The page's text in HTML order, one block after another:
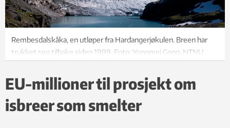
Rembesdalskåka, en utløper fra Hardangerjøkulen. Breen har
trukket seg tilbake siden 1999. Foto: Yongmei Gong, NTNU
EU-millioner til prosjekt om
isbreer som smelter